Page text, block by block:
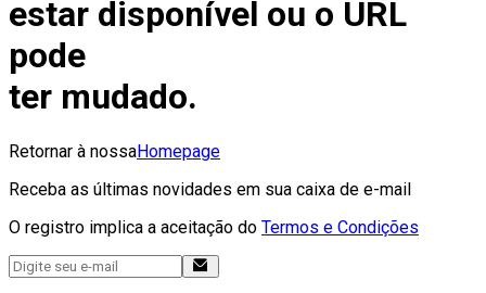
estar disponível ou o URL
pode
ter mudado.
Retornar à nossaHomepage
Receba as últimas novidades em sua caixa de e-mail
O registro implica a aceitação do Termos e Condições